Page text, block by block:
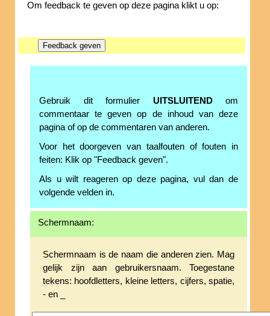
Om feedback te geven op deze pagina klikt u op:
Gebruik dit formulier UITSLUITENDom
commentaar te geven op de inhoud van deze
pagina of op de commentaren van anderen.
Voor het doorgeven van taalfouten of fouten in
feiten: Klik op "Feedback geven".
Als u wilt reageren op deze pagina, vul dan de
volgende velden in.
Schermnaam:
Schermnaam is de naam die anderen zien. Mag
gelijk zijn aan gebruikersnaam. Toegestane
tekens: hoofdletters, kleine letters, cijfers, spatie,
- en _